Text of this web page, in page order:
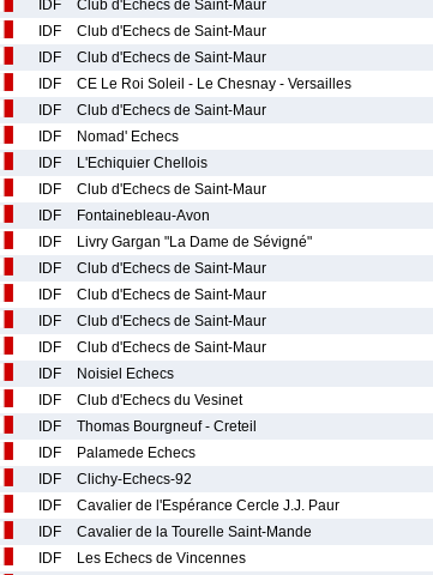
IDF
Club d'Echecs de Saint-Maur
IDF
Club d'Echecs de Saint-Maur
IDF
Club d'Echecs de Saint-Maur
IDF
CE Le Roi Soleil - Le Chesnay - Versailles
IDF
Club d'Echecs de Saint-Maur
IDF
Nomad' Echecs
IDF
L'Echiquier Chellois
IDF
Club d'Echecs de Saint-Maur
IDF
Fontainebleau-Avon
IDF
Livry Gargan "La Dame de Sévigné"
IDF
Club d'Echecs de Saint-Maur
IDF
Club d'Echecs de Saint-Maur
IDF
Club d'Echecs de Saint-Maur
IDF
Club d'Echecs de Saint-Maur
IDF
Noisiel Echecs
IDF
Club d'Echecs du Vesinet
IDF
Thomas Bourgneuf - Creteil
IDF
Palamede Echecs
IDF
Clichy-Echecs-92
IDF
Cavalier de l'Espérance Cercle J.J. Paur
IDF
Cavalier de la Tourelle Saint-Mande
IDF
Les Echecs de Vincennes